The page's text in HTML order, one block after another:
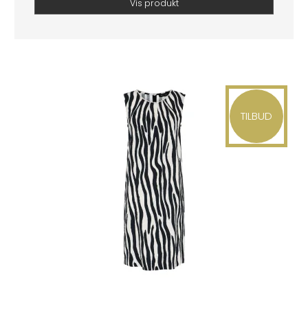
Vis produkt
TILBUD